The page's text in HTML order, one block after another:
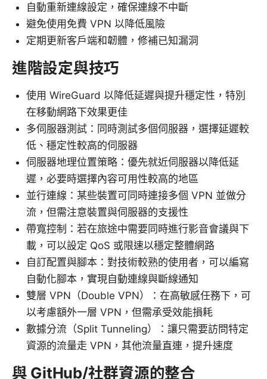
自動重新連線設定，確保連線不中斷
避免使用免費 VPN 以降低風險
定期更新客戶端和韌體，修補已知漏洞
進階設定與技巧
使用 WireGuard 以降低延遲與提升穩定性，特別
在移動網路下效果更佳
多伺服器測試：同時測試多個伺服器，選擇延遲較
低、穩定性較高的伺服器
伺服器地理位置策略：優先就近伺服器以降低延
遲，必要時選擇內容可用性較高的地區
並行連線：某些裝置可同時連接多個 VPN 並做分
流，但需注意裝置與伺服器的支援性
帶寬控制：若在旅途中需要同時進行影音會議與下
載，可以設定 QoS 或限速以穩定整體網路
自訂配置與腳本：對技術較熟的使用者，可以編寫
自動化腳本，實現自動連線與斷線通知
雙層 VPN（Double VPN）：在高敏感任務下，可
以考慮額外一層 VPN，但需承受效能損耗
數據分流（Split Tunneling）：讓只需要訪問特定
資源的流量走 VPN，其他流量直連，提升速度
與 GitHub/社群資源的整合